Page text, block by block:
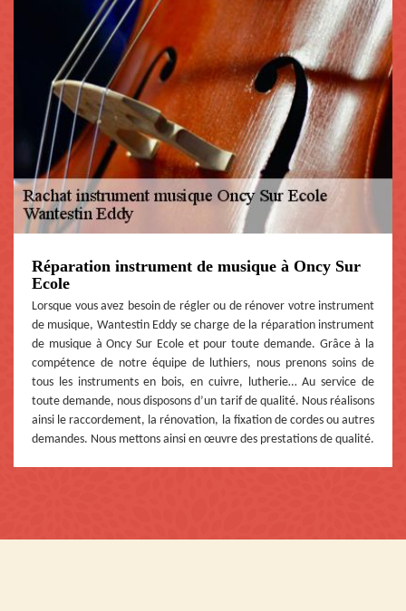
Réparation instrument de musique à Oncy Sur
Ecole
Lorsque vous avez besoin de régler ou de rénover votre instrument
de musique, Wantestin Eddy se charge de la réparation instrument
de musique à Oncy Sur Ecole et pour toute demande. Grâce à la
compétence de notre équipe de luthiers, nous prenons soins de
tous les instruments en bois, en cuivre, lutherie… Au service de
toute demande, nous disposons d’un tarif de qualité. Nous réalisons
ainsi le raccordement, la rénovation, la fixation de cordes ou autres
demandes. Nous mettons ainsi en œuvre des prestations de qualité.